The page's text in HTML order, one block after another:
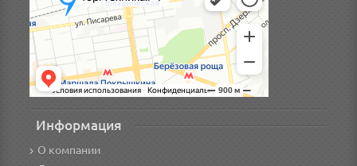
Информация
О компании